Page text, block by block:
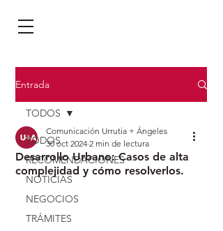
Entrada
TODOS
RECOMENDACIONES
NOTICIAS
NEGOCIOS
TRÁMITES
TODOS
Desarrollo Urbano: Casos de alta
complejidad y cómo resolverlos.
Comunicación Urrutia + Ángeles
30 oct 2024 2 min de lectura